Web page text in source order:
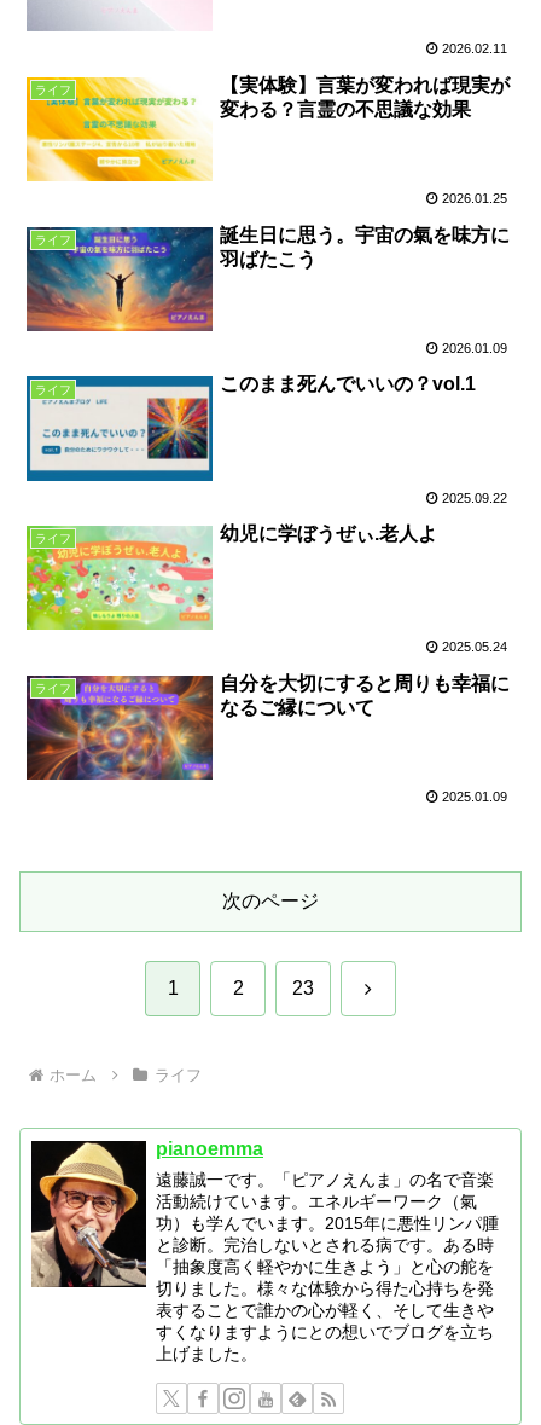
2026.02.11
ライフ
【実体験】言葉が変われば現実が
変わる？言霊の不思議な効果
2026.01.25
ライフ
誕生日に思う。宇宙の氣を味方に
羽ばたこう
2026.01.09
ライフ このまま死んでいいの？vol.1
2025.09.22
ライフ 幼児に学ぼうぜぃ.老人よ
2025.05.24
ライフ
自分を大切にすると周りも幸福に
なるご縁について
2025.01.09
次のページ
1 2 23 次
ホーム ライフ
pianoemma
遠藤誠一です。「ピアノえんま」の名で音楽
活動続けています。エネルギーワーク（氣
功）も学んでいます。2015年に悪性リンパ腫
と診断。完治しないとされる病です。ある時
「抽象度高く軽やかに生きよう」と心の舵を
切りました。様々な体験から得た心持ちを発
表することで誰かの心が軽く、そして生きや
すくなりますようにとの想いでブログを立ち
上げました。